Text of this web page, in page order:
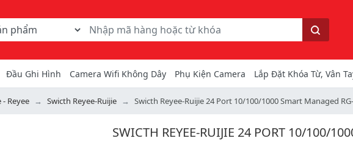
danh mục tìm kiếm
hoặc mã hàng
Tìm kiếm
Đầu Ghi Hình Camera Wifi Không Dây Phụ Kiện Camera Lắp Đặt Khóa Từ, Vân
- Reyee Swicth Reyee-Ruijie Swicth Reyee-Ruijie 24 Port 10/100/1000 Smart Managed RG-
SWICTH REYEE-RUIJIE 24 PORT 10/100/